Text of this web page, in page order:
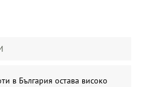
в България остава високо